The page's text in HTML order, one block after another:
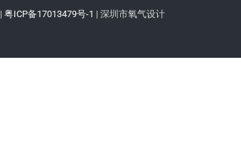
|粤ICP备17013479号-1 | 深圳市氧气设计